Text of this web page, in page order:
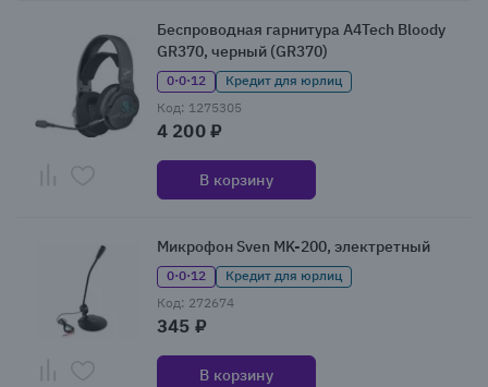
Беспроводная гарнитура A4Tech Bloody
GR370, черный (GR370)
0·0·12
Кредит для юрлиц
Код: 1275305
4 200 ₽
В корзину
Микрофон Sven MK-200, электретный
0·0·12
Кредит для юрлиц
Код: 272674
345 ₽
В корзину